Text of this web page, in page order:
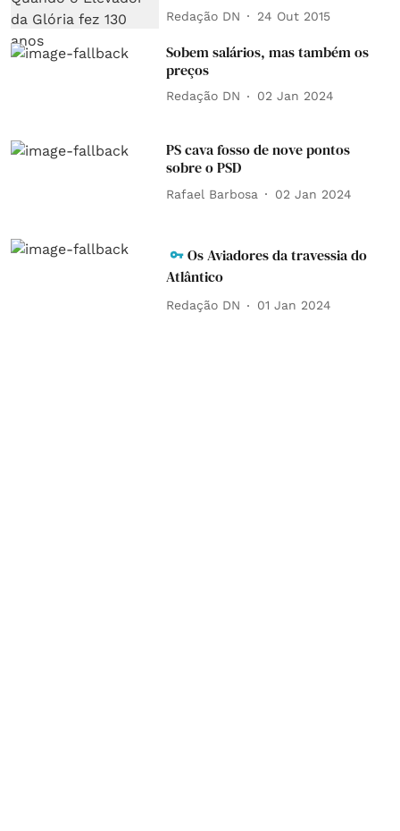
Redação DN 24 Out 2015
Sobem salários, mas também os
preços
Redação DN 02 Jan 2024
PS cava fosso de nove pontos
sobre o PSD
Rafael Barbosa 02 Jan 2024
Os Aviadores da travessia do
Atlântico
Redação DN 01 Jan 2024